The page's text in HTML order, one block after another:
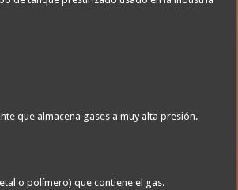
que almacena gases a muy alta presión.
o polímero) que contiene el gas.